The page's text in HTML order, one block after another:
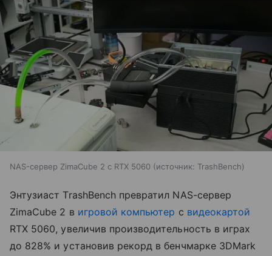
NAS-сервер ZimaCube 2 с RTX 5060 источник: TrashBench
Энтузиаст TrashBench превратил NAS-сервер
ZimaCube 2 в игровой компьютер с видеокартой
RTX 5060, увеличив производительность в играх
до 828% и установив рекорд в бенчмарке 3DMark